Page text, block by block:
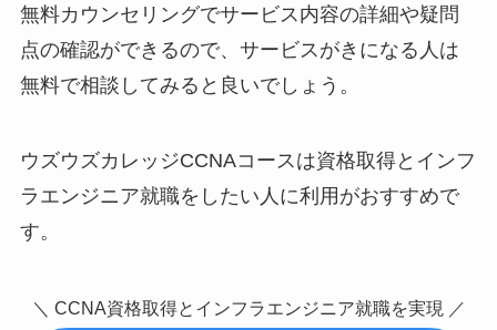
無料カウンセリングでサービス内容の詳細や疑問
点の確認ができるので、サービスがきになる人は
無料で相談してみると良いでしょう。
ウズウズカレッジCCNAコースは資格取得とインフ
ラエンジニア就職をしたい人に利用がおすすめで
す。
＼ CCNA資格取得とインフラエンジニア就職を実現 ／